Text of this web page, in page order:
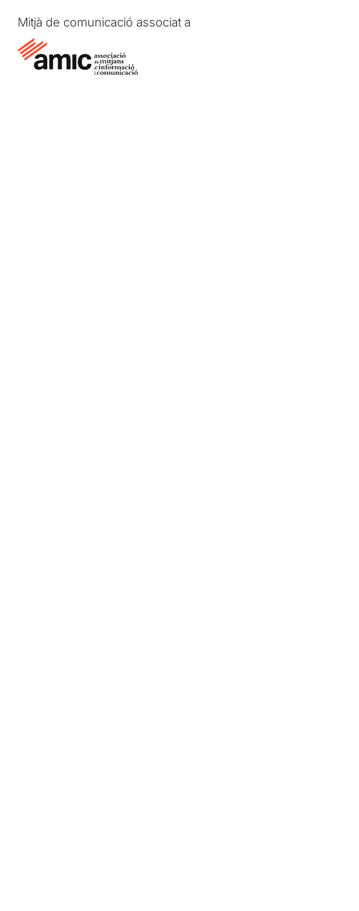
Mitjà de comunicació associat a